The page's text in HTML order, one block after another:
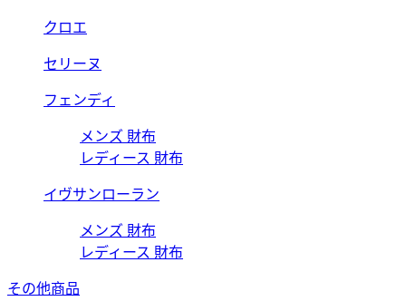
クロエ
セリーヌ
フェンディ
メンズ 財布
レディース 財布
イヴサンローラン
メンズ 財布
レディース 財布
その他商品